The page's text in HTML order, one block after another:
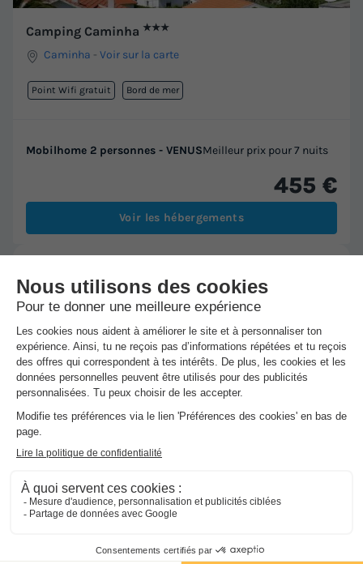
Camping Caminha ★★★
Caminha -Voir sur la carte
Point Wifi gratuit Bord de mer
Mobilhome 2 personnes - VENUSMeilleur prix pour 7 nuits
455 €
Voir les hébergements
Profitez de nos super offres "Dernière minute" pour préparer vos
prochaines vacances !Découvrez nos offres
Paiement en 2 ou 3 fois !
Vous pouvez payer vos vacances en 2 ou 3 fois sans frais
supplémentaire !Découvrez nos offres
Réservez l'esprit tranquille avec l'Annulation Gratuite !
Changement de programme ? Annulez gratuitement votre réservation
(1) sans motif jusqu'à 30 jours avant le début de votre séjour
Découvrez la région Nord Du Portugal
Découvrez ci-dessous la sélection de campings réalisée par nos
réductions exclusives jusqu'à -60% !